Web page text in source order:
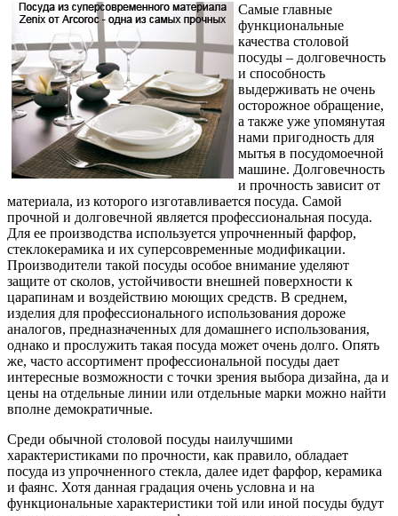
Самые главные
функциональные
качества столовой
посуды – долговечность
и способность
выдерживать не очень
осторожное обращение,
а также уже упомянутая
нами пригодность для
мытья в посудомоечной
машине. Долговечность
и прочность зависит от
материала, из которого изготавливается посуда. Самой
прочной и долговечной является профессиональная посуда.
Для ее производства используется упрочненный фарфор,
стеклокерамика и их суперсовременные модификации.
Производители такой посуды особое внимание уделяют
защите от сколов, устойчивости внешней поверхности к
царапинам и воздействию моющих средств. В среднем,
изделия для профессионального использования дороже
аналогов, предназначенных для домашнего использования,
однако и прослужить такая посуда может очень долго. Опять
же, часто ассортимент профессиональной посуды дает
интересные возможности с точки зрения выбора дизайна, да и
цены на отдельные линии или отдельные марки можно найти
вполне демократичные.
Среди обычной столовой посуды наилучшими
характеристиками по прочности, как правило, обладает
посуда из упрочненного стекла, далее идет фарфор, керамика
и фаянс. Хотя данная градация очень условна и на
функциональные характеристики той или иной посуды будут